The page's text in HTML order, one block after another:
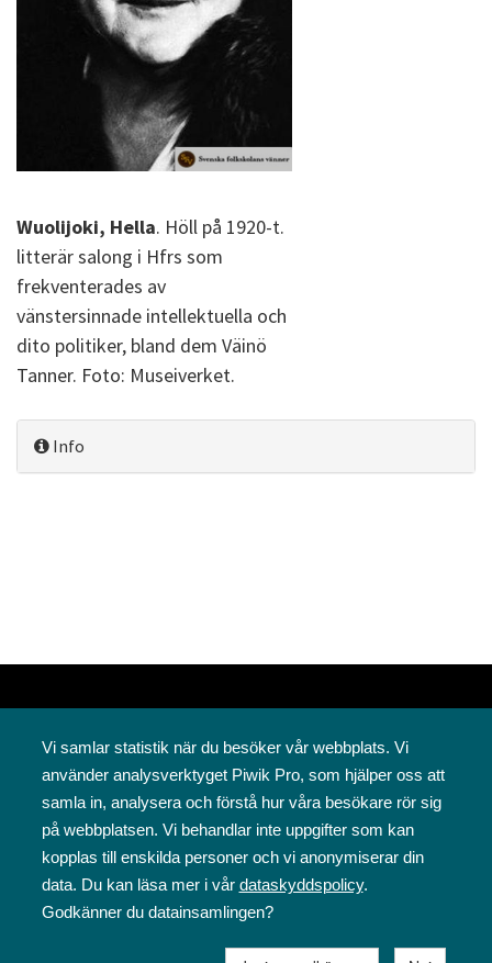
Wuolijoki, Hella. Höll på 1920-t.
litterär salong i Hfrs som
frekventerades av
vänstersinnade intellektuella och
dito politiker, bland dem Väinö
Tanner. Foto: Museiverket.
Info
Svenska folkskolans vänner rf
Annegatan 12
00120 Helsingfors
09 6844 570
sfv@sfv.fi
Vi samlar statistik när du besöker vår webbplats. Vi
använder analysverktyget Piwik Pro, som hjälper oss att
samla in, analysera och förstå hur våra besökare rör sig
på webbplatsen. Vi behandlar inte uppgifter som kan
kopplas till enskilda personer och vi anonymiserar din
data. Du kan läsa mer i vår dataskyddspolicy.
Godkänner du datainsamlingen?